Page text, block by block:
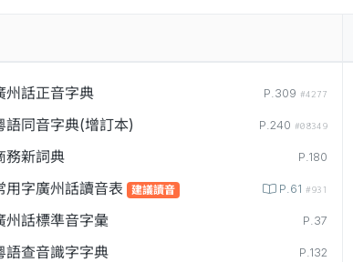
州話正音字典 P.309 #4277
語同音字典(增訂本) P.240 #08349
務新詞典 P.180
用字廣州話讀音表 建議讀音 P.61 #931
州話標準音字彙 P.37
語查音識字字典 P.132